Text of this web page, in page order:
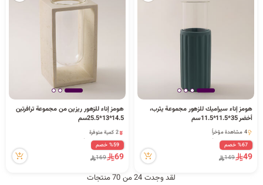
هومز إناء سيراميك للزهور مجموعة يثرب،
أخضر 35*11.5*11.5سم
4 مشاهدة مؤخراً
4 مشاهدة مؤخراً%67 خصم
49
149
هومز إناء للزهور ريزين من مجموعة ترافرتين
14.5*13*25.5سم
2 كمية متوفرة
4 مشاهدة مؤخراً
2 كمية متوفرة
4 مشاهدة مؤخراً
%59 خصم
69
169
لقد وجدت 24 من 70 منتجات